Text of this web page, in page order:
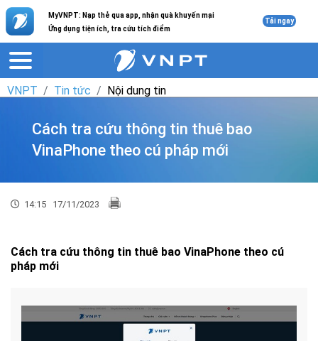
MyVNPT: Nạp thẻ qua app, nhận quà khuyến mại
Ứng dụng tiện ích, tra cứu tích điểm
Tải ngay
VNPT Tin tức Nội dung tin
Cách tra cứu thông tin thuê bao
VinaPhone theo cú pháp mới
14:15 17/11/2023
Cách tra cứu thông tin thuê bao VinaPhone theo cú
pháp mới